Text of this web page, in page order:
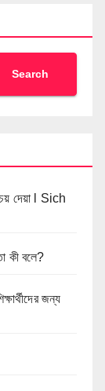
Search
দেয়া l Sich
কী বলে?
জন্য